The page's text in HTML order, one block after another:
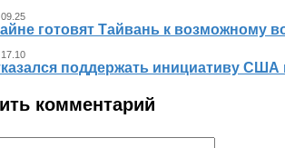
готовят Тайвань к возможному
поддержать инициативу
комментарий